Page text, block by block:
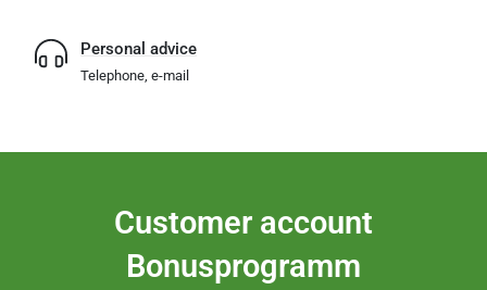
Personal advice
Telephone, e-mail
Customer account
Bonusprogramm